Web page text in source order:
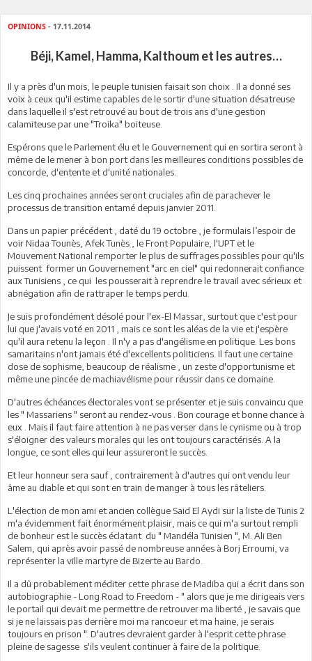
OPINIONS - 17.11.2014
Béji, Kamel, Hamma, Kalthoum et les autres…
Il y a près d'un mois, le peuple tunisien faisait son choix . Il a donné ses
voix à ceux qu'il estime capables de le sortir d'une situation désatreuse
dans laquelle il s'est retrouvé au bout de trois ans d'une gestion
calamiteuse par une "Troika" boiteuse.
Espérons que le Parlement élu et le Gouvernement qui en sortira seront à
même de le mener à bon port dans les meilleures conditions possibles de
concorde, d'entente et d'unité nationales.
Les cinq prochaines années seront cruciales afin de parachever le
processus de transition entamé depuis janvier 2011.
Dans un papier précédent , daté du 19 octobre , je formulais l’espoir de
voir Nidaa Tounès, Afek Tunès , le Front Populaire, l'UPT et le
Mouvement National remporter le plus de suffrages possibles pour qu'ils
puissent former un Gouvernement "arc en ciel" qui redonnerait confiance
aux Tunisiens , ce qui les pousserait à reprendre le travail avec sérieux et
abnégation afin de rattraper le temps perdu.
Je suis profondément désolé pour l'ex-El Massar, surtout que c'est pour
lui que j'avais voté en 2011 , mais ce sont les aléas de la vie et j'espère
qu'il aura retenu la leçon . Il n'y a pas d'angélisme en politique. Les bons
samaritains n'ont jamais été d'excellents politiciens. Il faut une certaine
dose de sophisme, beaucoup de réalisme , un zeste d'opportunisme et
même une pincée de machiavélisme pour réussir dans ce domaine.
D'autres échéances électorales vont se présenter et je suis convaincu que
les " Massariens " seront au rendez-vous . Bon courage et bonne chance à
eux . Mais il faut faire attention à ne pas verser dans le cynisme ou à trop
s'éloigner des valeurs morales qui les ont toujours caractérisés. A la
longue, ce sont elles qui leur assureront le succès.
Et leur honneur sera sauf , contrairement à d'autres qui ont vendu leur
âme au diable et qui sont en train de manger à tous les râteliers.
L'élection de mon ami et ancien collègue Said El Aydi sur la liste de Tunis 2
m'a évidemment fait énormément plaisir, mais ce qui m'a surtout rempli
de bonheur est le succès éclatant du " Mandéla Tunisien ", M. Ali Ben
Salem, qui après avoir passé de nombreuse années à Borj Erroumi, va
représenter la ville martyre de Bizerte au Bardo.
Il a dû probablement méditer cette phrase de Madiba qui a écrit dans son
autobiographie - Long Road to Freedom - " alors que je me dirigeais vers
le portail qui devait me permettre de retrouver ma liberté , je savais que
si je ne laissais pas derrière moi ma rancoeur et ma haine, je serais
toujours en prison ". D'autres devraient garder à l'esprit cette phrase
pleine de sagesse s'ils veulent continuer à faire de la politique.